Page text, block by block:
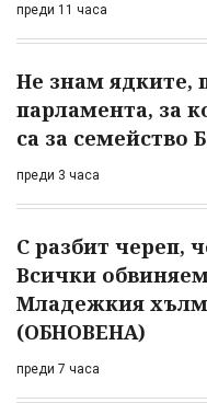
преди 11 часа
Не знам ядките,
парламента, за
са за семейство
преди 3 часа
С разбит череп,
Всички
Младежкия
(ОБНОВЕНА)
преди 7 часа